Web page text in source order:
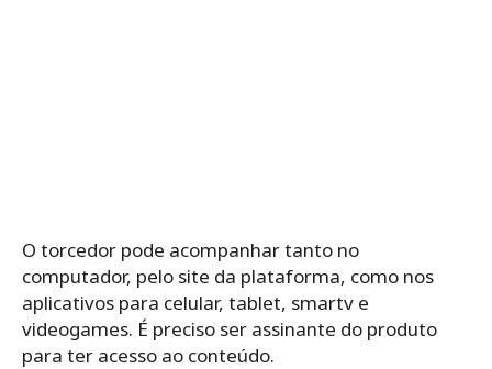
O torcedor pode acompanhar tanto no
computador, pelo site da plataforma, como nos
aplicativos para celular, tablet, smartv e
videogames. É preciso ser assinante do produto
para ter acesso ao conteúdo.